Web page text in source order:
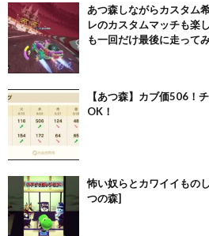
あつ森しながらカスタム
レのカスタムマッチも楽
も一回だけ最後に走ってみ
【あつ森】カブ価506！
OK！
怖い奴らとカワイイもの
つの森]